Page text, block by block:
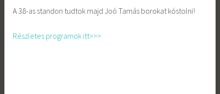
A 38-as standon tudtok majd Joó Tamás borokat kóstolni!
Részletes programok itt>>>